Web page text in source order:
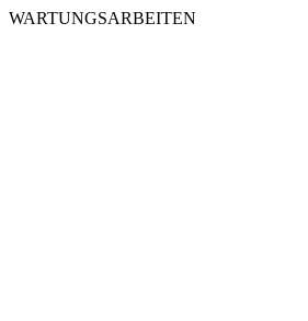
WARTUNGSARBEITEN